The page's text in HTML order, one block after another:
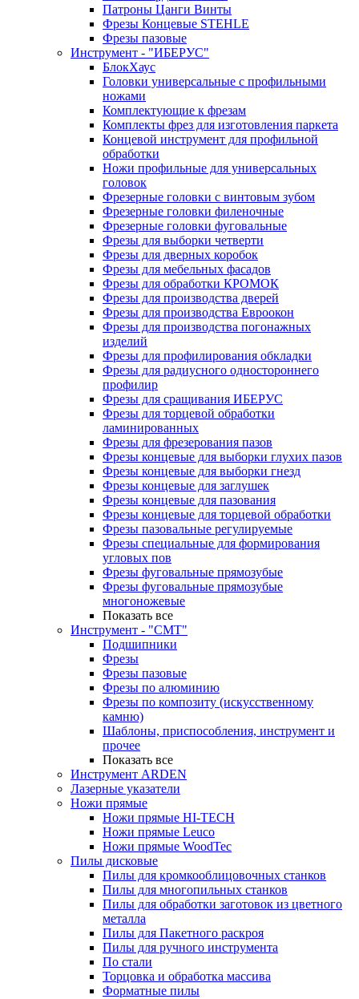
Патроны Цанги Винты
Фрезы Концевые STEHLE
Фрезы пазовые
Инструмент - "ИБЕРУС"
БлокХаус
Головки универсальные с профильными
ножами
Комплектующие к фрезам
Комплекты фрез для изготовления паркета
Концевой инструмент для профильной
обработки
Ножи профильные для универсальных
головок
Фрезерные головки с винтовым зубом
Фрезерные головки филеночные
Фрезерные головки фуговальные
Фрезы для выборки четверти
Фрезы для дверных коробок
Фрезы для мебельных фасадов
Фрезы для обработки КРОМОК
Фрезы для производства дверей
Фрезы для производства Евроокон
Фрезы для производства погонажных
изделий
Фрезы для профилирования обкладки
Фрезы для радиусного одностороннего
профилир
Фрезы для сращивания ИБЕРУС
Фрезы для торцевой обработки
ламинированных
Фрезы для фрезерования пазов
Фрезы концевые для выборки глухих пазов
Фрезы концевые для выборки гнезд
Фрезы концевые для заглушек
Фрезы концевые для пазования
Фрезы концевые для торцевой обработки
Фрезы пазовальные регулируемые
Фрезы специальные для формирования
угловых пов
Фрезы фуговальные прямозубые
Фрезы фуговальные прямозубые
многоножевые
Показать все
Инструмент - "СМТ"
Подшипники
Фрезы
Фрезы пазовые
Фрезы по алюминию
Фрезы по композиту (искусственному
камню)
Шаблоны, приспособления, инструмент и
прочее
Показать все
Инструмент ARDEN
Лазерные указатели
Ножи прямые
Ножи прямые HI-TECH
Ножи прямые Leuco
Ножи прямые WoodTec
Пилы дисковые
Пилы для кромкооблицовочных станков
Пилы для многопильных станков
Пилы для обработки заготовок из цветного
металла
Пилы для Пакетного раскроя
Пилы для ручного инструмента
По стали
Торцовка и обработка массива
Форматные пилы